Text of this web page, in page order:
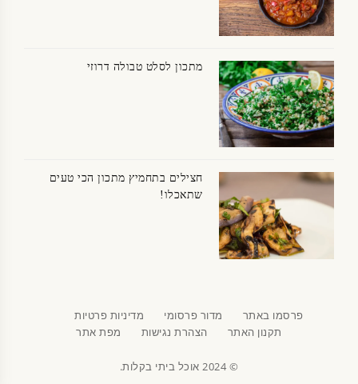
מתכון לסלט טבולה דרוזי
חצילים בתחמיץ מתכון הכי טעים
שתאכלו!
פרסמו באתר מדור פרסומי
מדיניות פרטיות
תקנון האתר
הצהרת נגישות מפת אתר
© 2024 אוכל ביתי בקלות.